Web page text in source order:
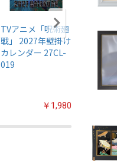
TVアニメ「呪術廻
戦」 2027年壁掛け
カレンダー 27CL-
019
￥1,980
名探偵
キラキ
ィング
【1BOX
入り】